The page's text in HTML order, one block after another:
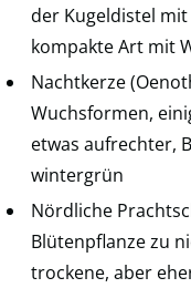
der Kugeldistel
kompakte Art mit
Nachtkerze
Wuchsformen,
etwas aufrechter,
wintergrün
Nördliche
Blütenpflanze zu
trockene, aber